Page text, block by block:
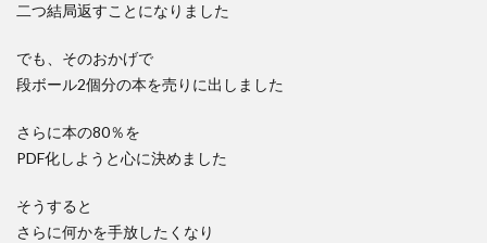
二つ結局返すことになりました
でも、そのおかげで
段ボール2個分の本を売りに出しました
さらに本の80％を
PDF化しようと心に決めました
そうすると
さらに何かを手放したくなり